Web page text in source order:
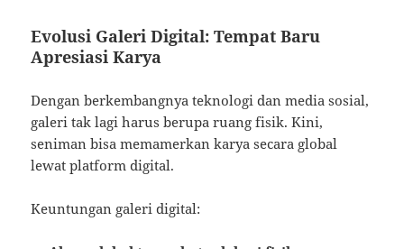
Evolusi Galeri Digital: Tempat Baru
Apresiasi Karya
Dengan berkembangnya teknologi dan media sosial,
galeri tak lagi harus berupa ruang fisik. Kini,
seniman bisa memamerkan karya secara global
lewat platform digital.
Keuntungan galeri digital: